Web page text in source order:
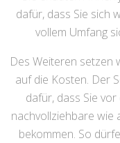
dafür, dass Sie sich
vollem Umfang
Des Weiteren setzen
auf die Kosten. Der
dafür, dass Sie
nachvollziehbare wie
bekommen. So